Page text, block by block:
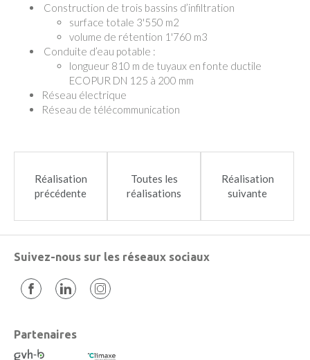
Construction de trois bassins d’infiltration
surface totale 3'550 m2
volume de rétention 1'760 m3
Conduite d’eau potable :
longueur 810 m de tuyaux en fonte ductile
ECOPUR DN 125 à 200 mm
Réseau électrique
Réseau de télécommunication
Réalisation
précédente
Toutes les
réalisations
Réalisation
suivante
Suivez-nous sur les réseaux sociaux
Partenaires